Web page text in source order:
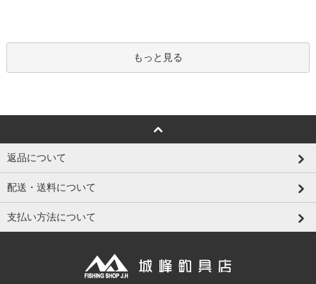
もっと見る
返品について
配送・送料について
支払い方法について